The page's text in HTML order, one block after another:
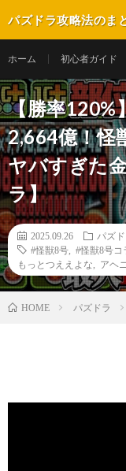
パズドラ攻略法のま
ホーム 初心者ガイド
【勝率120%
2,664億！怪
ヤバすぎた
ラ】
2025.09.26
パズド
#怪獣8号
#怪獣8号コ
もっとつええよな
アヘ
HOME パズドラ